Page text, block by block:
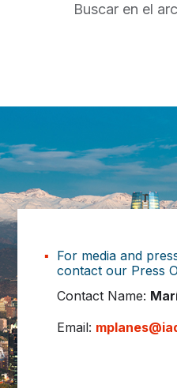
Buscar en el
For media and
contact our Press
Contact Name:
Email: